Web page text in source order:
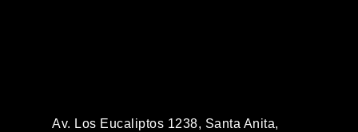
Av. Los Eucaliptos 1238, Santa Anita,